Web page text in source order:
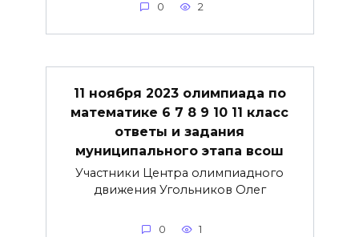
0 2
11 ноября 2023 олимпиада по
математике 6 7 8 9 10 11 класс
ответы и задания
муниципального этапа всош
Участники Центра олимпиадного
движения Угольников Олег
0 1